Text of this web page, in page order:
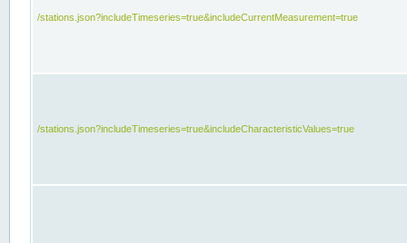
/stations.json?includeTimeseries=true&includeCurrentMeasurement=true
/stations.json?includeTimeseries=true&includeCharacteristicValues=true